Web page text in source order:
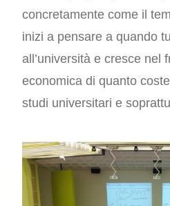
concretamente come il
inizi a pensare a quando
all’università e cresce nel
economica di quanto
studi universitari e